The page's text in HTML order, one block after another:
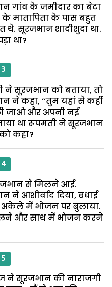
गांव के जमीदार का बेटा
के मातापिता के पास बहुत
थे. सूरजभान शादीशुदा था.
था?
ने सूरजभान को बताया, तो
ने कहा, ‘‘तुम यहां से कहीं
जाओ और अपनी नई
था रूपमती ने सूरजभान
कहा?
से मिलने आई.
ने आशीर्वाद दिया, बधाई
अकेले में भोजन पर बुलाया.
और साथ में भोजन करने
ने सूरजभान की नाराजगी